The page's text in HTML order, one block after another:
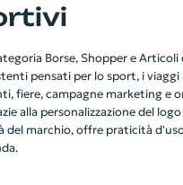
Borse, Shopper e Articoli
pensati per lo sport, i
fiere, campagne marketing e
alla personalizzazione del
del marchio, offre praticità